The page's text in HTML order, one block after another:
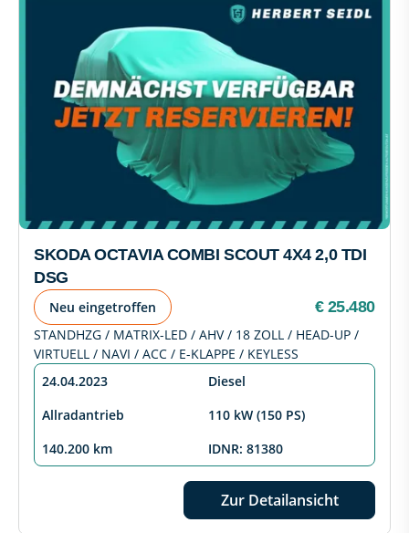
SKODA OCTAVIA COMBI SCOUT 4X4 2,0 TDI
DSG
Neu eingetroffen € 25.480
STANDHZG / MATRIX-LED / AHV / 18 ZOLL / HEAD-UP /
VIRTUELL / NAVI / ACC / E-KLAPPE / KEYLESS
24.04.2023
Diesel
Allradantrieb
110 kW (150 PS)
140.200 km
IDNR: 81380
Zur Detailansicht